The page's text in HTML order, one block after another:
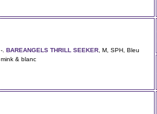
-.BAREANGELS THRILL SEEKER , M, SPH, Bleu
mink & blanc